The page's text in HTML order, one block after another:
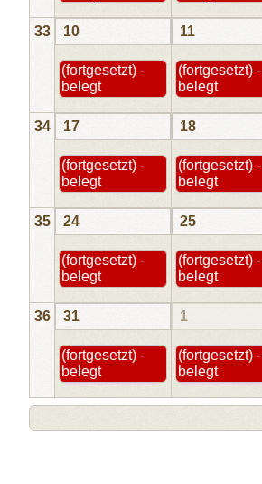
33 10
(fortgesetzt) -
belegt
11
(fortgesetzt) -
belegt
34 17
(fortgesetzt) -
belegt
18
(fortgesetzt) -
belegt
35 24
(fortgesetzt) -
belegt
25
(fortgesetzt) -
belegt
36 31
(fortgesetzt) -
belegt
1
(fortgesetzt) -
belegt